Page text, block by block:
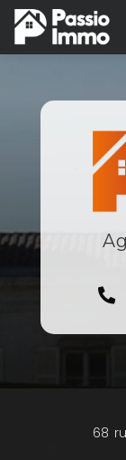
Aller
au
contenu
principal
68